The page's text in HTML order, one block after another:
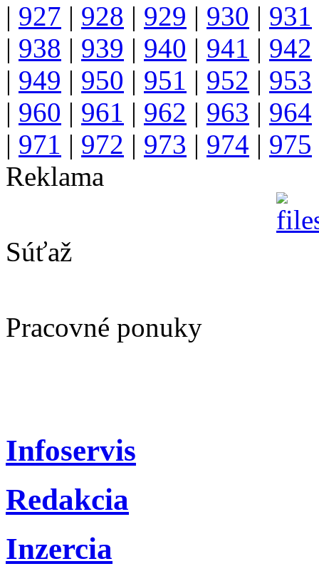
| 927 | 928 | 929 | 930 | 931
| 938 | 939 | 940 | 941 | 942
| 949 | 950 | 951 | 952 | 953
| 960 | 961 | 962 | 963 | 964
| 971 | 972 | 973 | 974 | 975
Reklama
Súťaž
Pracovné ponuky
Infoservis
Redakcia
Inzercia